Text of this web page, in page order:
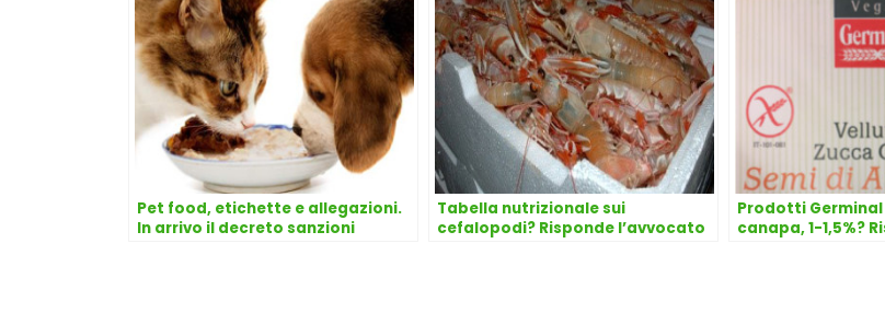
Pet food, etichette e allegazioni.
In arrivo il decreto sanzioni
Tabella nutrizionale sui
cefalopodi? Risponde l’avvocato
Prodotti
canapa, 1-1,5%?